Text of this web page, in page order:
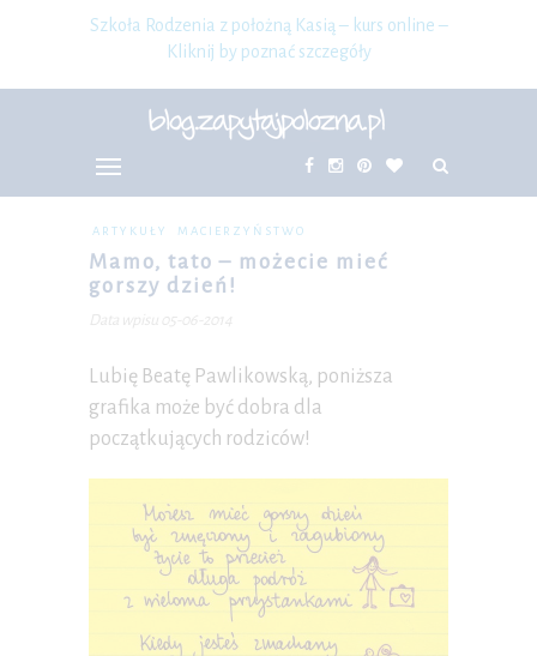
Szkoła Rodzenia z położną Kasią – kurs online –
Kliknij by poznać szczegóły
ARTYKUŁY MACIERZYŃSTWO
Mamo, tato – możecie mieć
gorszy dzień!
Data wpisu 05-06-2014
Lubię Beatę Pawlikowską, poniższa
grafika może być dobra dla
początkujących rodziców!